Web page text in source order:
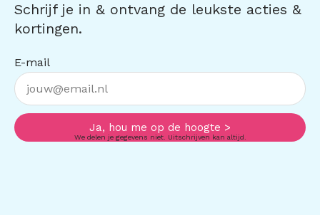
Schrijf je in & ontvang de leukste acties &
kortingen.
E-mail
Ja, hou me op de hoogte >
We delen je gegevens niet. Uitschrijven kan altijd.